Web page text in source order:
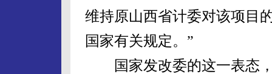
维持原山西省计委对该项目
国家有关规定。”
国家发改委的这一表态，